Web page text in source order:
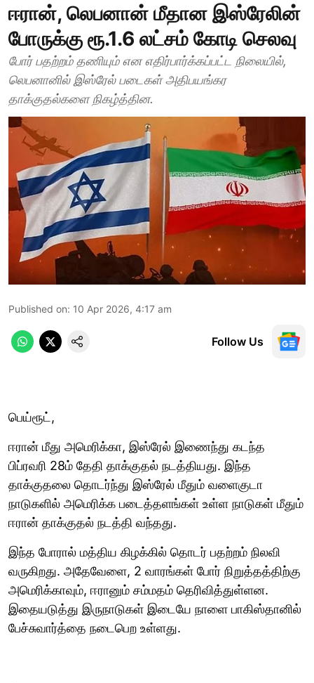
ஈரான், லெபனான் மீதான இஸ்ரேலின்
போருக்கு ரூ.1.6 லட்சம் கோடி செலவு
போர் பதற்றம் தணியும் என எதிர்பார்க்கப்பட்ட நிலையில்,
லெபனானில் இஸ்ரேல் படைகள் அதிபயங்கர
தாக்குதல்களை நிகழ்த்தின.
Published on: 10 Apr 2026, 4:17 am
Follow Us
பெய்ரூட்,
ஈரான் மீது அமெரிக்கா, இஸ்ரேல் இணைந்து கடந்த
பிப்ரவரி 28ம் தேதி தாக்குதல் நடத்தியது. இந்த
தாக்குதலை தொடர்ந்து இஸ்ரேல் மீதும் வளைகுடா
நாடுகளில் அமெரிக்க படைத்தளங்கள் உள்ள நாடுகள் மீதும்
ஈரான் தாக்குதல் நடத்தி வந்தது.
இந்த போரால் மத்திய கிழக்கில் தொடர் பதற்றம் நிலவி
வருகிறது. அதேவேளை, 2 வாரங்கள் போர் நிறுத்தத்திற்கு
அமெரிக்காவும், ஈரானும் சம்மதம் தெரிவித்துள்ளன.
இதையடுத்து இருநாடுகள் இடையே நாளை பாகிஸ்தானில்
பேச்சுவார்த்தை நடைபெற உள்ளது.